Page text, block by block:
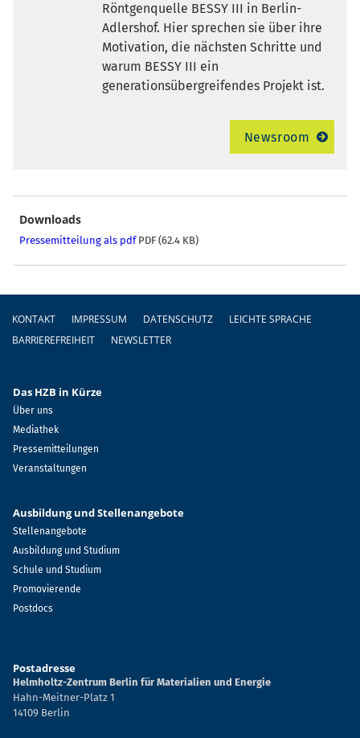
Röntgenquelle BESSY III in Berlin-
Adlershof. Hier sprechen sie über ihre
Motivation, die nächsten Schritte und
warum BESSY III ein
generationsübergreifendes Projekt ist.
Newsroom
Downloads
Pressemitteilung als pdf PDF (62.4 KB)
Fußzeile
KONTAKT IMPRESSUM DATENSCHUTZ
LEICHTE SPRACHE
BARRIEREFREIHEIT
NEWSLETTER
Das HZB in Kürze
Über uns
Mediathek
Pressemitteilungen
Veranstaltungen
Ausbildung und Stellenangebote
Stellenangebote
Ausbildung und Studium
Schule und Studium
Promovierende
Postdocs
Postadresse
Helmholtz-Zentrum Berlin für Materialien und Energie
Hahn-Meitner-Platz 1
14109 Berlin